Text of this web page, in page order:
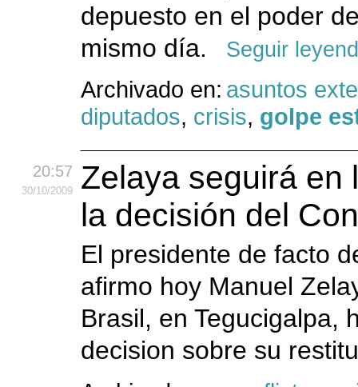
depuesto en el poder
mismo día.
Seguir
Archivado en: asuntos
diputados, crisis, golpe
20:57
30/10/2009
Zelaya seguirá en
la decisión del
El presidente de facto
afirmo hoy Manuel
Brasil, en Tegucigalpa,
decision sobre su